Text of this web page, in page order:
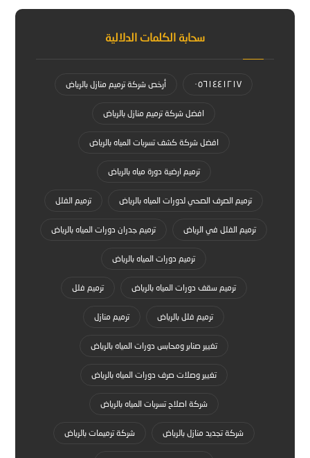
سحابة الكلمات الدلالية
٠٥٦١٤٤١٢١٧ أرخص شركة ترميم منازل بالرياض
افضل شركة ترميم منازل بالرياض
افضل شركة كشف تسربات المياه بالرياض
ترميم ارضية دورة مياه بالرياض
ترميم الصرف الصحي لدورات المياه بالرياض ترميم الفلل
ترميم الفلل في الرياض ترميم جدران دورات المياه بالرياض
ترميم دورات المياه بالرياض
ترميم سقف دورات المياه بالرياض ترميم فلل
ترميم فلل بالرياض ترميم منازل
تغيير صنابر ومحابس دورات المياه بالرياض
تغيير وصلات صرف دورات المياه بالرياض
شركة اصلاح تسربات المياه بالرياض
شركة تجديد منازل بالرياض شركة ترميمات بالرياض